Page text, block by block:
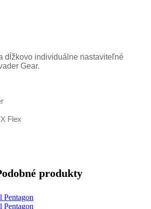
dĺžkovo individuálne nastaviteľné
Gear.
Flex
produkty